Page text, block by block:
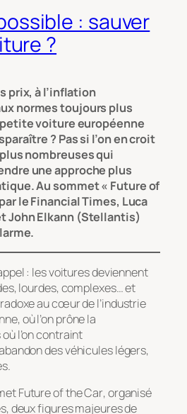
: sauver
?
prix, à l’inflation
normes toujours plus
voiture européenne
? Pas si l’on en croit
nombreuses qui
une approche plus
Au sommet « Future of
le Financial Times, Luca
John Elkann (Stellantis)
: les voitures deviennent
lourdes, complexes… et
au cœur de l’industrie
où l’on prône la
l’on contraint
des véhicules légers,
Future of the Car, organisé
, deux figures majeures de